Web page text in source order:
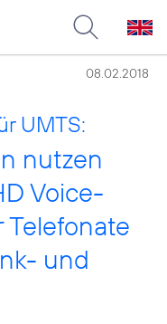
08.02.2018
UMTS:
nutzen
Voice-
und